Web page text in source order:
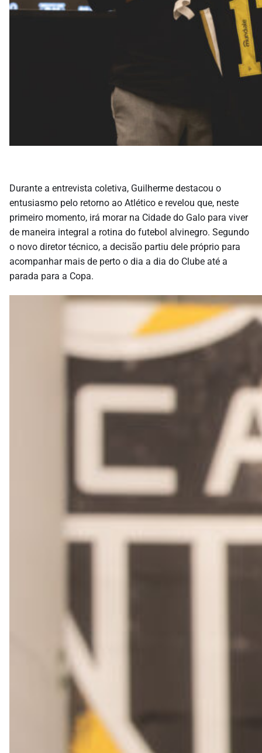
Durante a entrevista coletiva, Guilherme destacou o
entusiasmo pelo retorno ao Atlético e revelou que, neste
primeiro momento, irá morar na Cidade do Galo para viver
de maneira integral a rotina do futebol alvinegro. Segundo
o novo diretor técnico, a decisão partiu dele próprio para
acompanhar mais de perto o dia a dia do Clube até a
parada para a Copa.